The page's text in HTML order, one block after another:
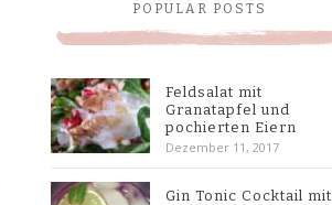
POPULAR POSTS
Feldsalat mit
Granatapfel und
pochierten Eiern
Dezember 11, 2017
Gin Tonic Cocktail mit